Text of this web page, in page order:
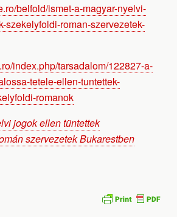
belfold/ismet-a-magyar-nyelvi-
szekelyfoldi-roman-szervezetek-
index.php/tarsadalom/122827-a-
tetele-ellen-tuntettek-
romanok
jogok ellen tüntettek
szervezetek Bukarestben